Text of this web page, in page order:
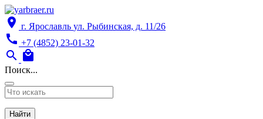
location_on г. Ярославль ул. Рыбинская, д. 11/26
call +7 (4852) 23-01-32
search local_mall
Поиск...
Найти